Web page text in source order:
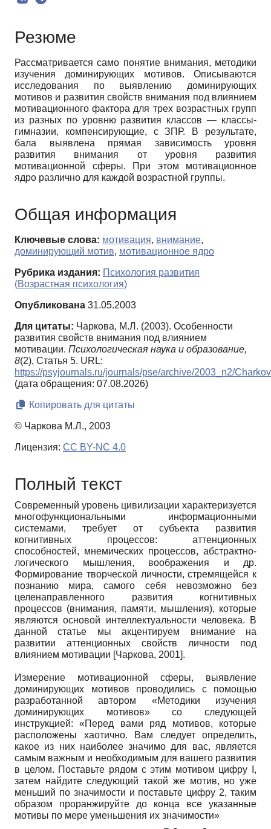
Резюме
Рассматривается само понятие внимания, методики
изучения доминирующих мотивов. Описываются
исследования по выявлению доминирующих
мотивов и развития свойств внимания под влиянием
мотивационного фактора для трех возрастных групп
из разных по уровню развития классов — классы-
гимназии, компенсирующие, с ЗПР. В результате,
бала выявлена прямая зависимость уровня
развития внимания от уровня развития
мотивационной сферы. При этом мотивационное
ядро различно для каждой возрастной группы.
Общая информация
Ключевые слова: мотивация, внимание,
доминирующий мотив, мотивационное ядро
Рубрика издания: Психология развития
(Возрастная психология)
Опубликована 31.05.2003
Для цитаты: Чаркова, М.Л. (2003). Особенности
развития свойств внимания под влиянием
мотивации. Психологическая наука и образование,
8(2), Статья 5. URL:
https://psyjournals.ru/journals/pse/archive/2003_n2/
(дата обращения: 07.08.2026)
Копировать для цитаты
© Чаркова М.Л., 2003
Лицензия: CC BY-NC 4.0
Полный текст
Современный уровень цивилизации характеризуется
многофункциональными информационными
системами, требует от субъекта развития
когнитивных процессов: аттенционных
способностей, мнемических процессов, абстрактно-
логического мышления, воображения и др.
Формирование творческой личности, стремящейся к
познанию мира, самого себя невозможно без
целенаправленного развития когнитивных
процессов (внимания, памяти, мышления), которые
являются основой интеллектуальности человека. В
данной статье мы акцентируем внимание на
развитии аттенционных свойств личности под
влиянием мотивации [Чаркова, 2001].
Измерение мотивационной сферы, выявление
доминирующих мотивов проводились с помощью
разработанной автором «Методики изучения
доминирующих мотивов» со следующей
инструкцией: «Перед вами ряд мотивов, которые
расположены хаотично. Вам следует определить,
какое из них наиболее значимо для вас, является
самым важным и необходимым для вашего развития
в целом. Поставьте рядом с этим мотивом цифру I,
затем найдите следующий такой же мотив, но уже
меньший по значимости и поставьте цифру 2, таким
образом проранжируйте до конца все указанные
мотивы по мере уменьшения их значимости»